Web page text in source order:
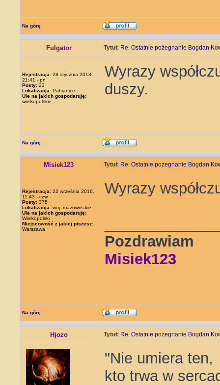
Na górę
Fulgator Tytuł: Re: Ostatnie pożegnanie Bogdan
Rejestracja: 28 stycznia 2013,
21:41 - pn
Posty: 23
Lokalizacja: Pabianice
Ule na jakich gospodaruję:
wielkopolskie
Wyrazy
duszy.
Na górę
Misiek123 Tytuł: Re: Ostatnie pożegnanie Bogdan
Rejestracja: 22 września 2016,
11:43 - czw
Posty: 375
Lokalizacja: woj. mazowieckie
Ule na jakich gospodaruję:
Wielkopolski
Miejscowość z jakiej piszesz:
Warszawa
Wyrazy
Pozdrawiam
Misiek123
Na górę
Hjozo Tytuł: Re: Ostatnie pożegnanie Bogdan
"Nie umiera ten,
kto trwa w